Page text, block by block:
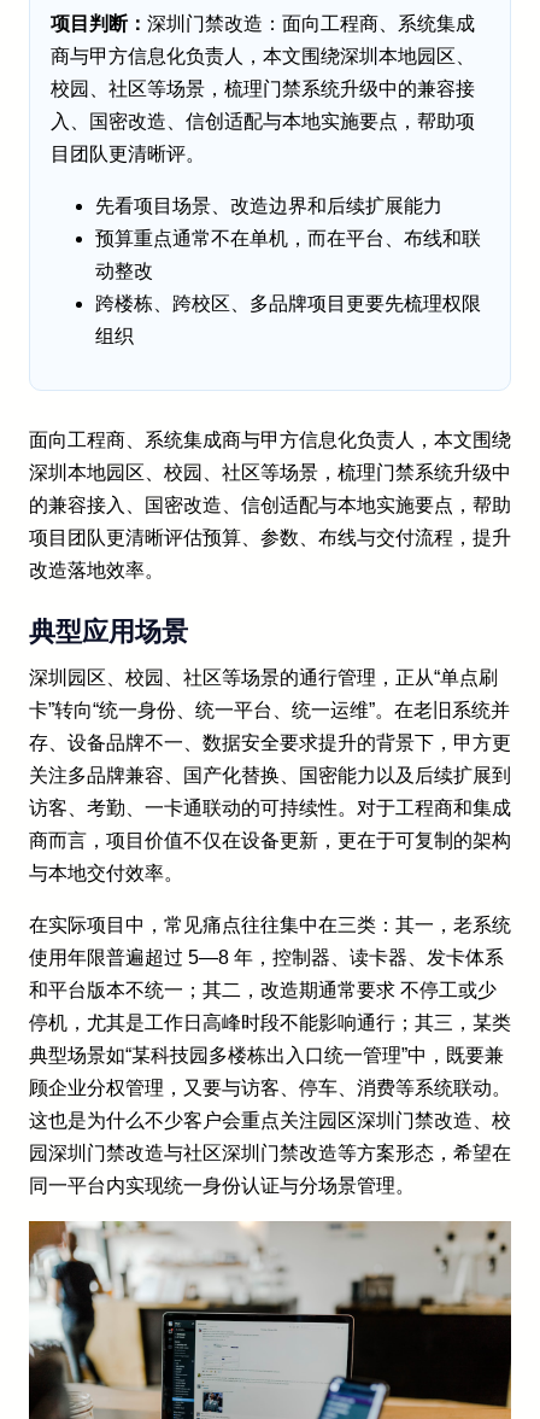
项目判断： 深圳门禁改造：面向工程商、系统集成
商与甲方信息化负责人，本文围绕深圳本地园区、
校园、社区等场景，梳理门禁系统升级中的兼容接
入、国密改造、信创适配与本地实施要点，帮助项
目团队更清晰评。
先看项目场景、改造边界和后续扩展能力
预算重点通常不在单机，而在平台、布线和联
动整改
跨楼栋、跨校区、多品牌项目更要先梳理权限
组织
面向工程商、系统集成商与甲方信息化负责人，本文围绕
深圳本地园区、校园、社区等场景，梳理门禁系统升级中
的兼容接入、国密改造、信创适配与本地实施要点，帮助
项目团队更清晰评估预算、参数、布线与交付流程，提升
改造落地效率。
典型应用场景
深圳园区、校园、社区等场景的通行管理，正从“单点刷
卡”转向“统一身份、统一平台、统一运维”。在老旧系统并
存、设备品牌不一、数据安全要求提升的背景下，甲方更
关注多品牌兼容、国产化替换、国密能力以及后续扩展到
访客、考勤、一卡通联动的可持续性。对于工程商和集成
商而言，项目价值不仅在设备更新，更在于可复制的架构
与本地交付效率。
在实际项目中，常见痛点往往集中在三类：其一，老系统
使用年限普遍超过 5—8 年，控制器、读卡器、发卡体系
和平台版本不统一；其二，改造期通常要求 不停工或少
停机，尤其是工作日高峰时段不能影响通行；其三，某类
典型场景如“某科技园多楼栋出入口统一管理”中，既要兼
顾企业分权管理，又要与访客、停车、消费等系统联动。
这也是为什么不少客户会重点关注园区深圳门禁改造、校
园深圳门禁改造与社区深圳门禁改造等方案形态，希望在
同一平台内实现统一身份认证与分场景管理。